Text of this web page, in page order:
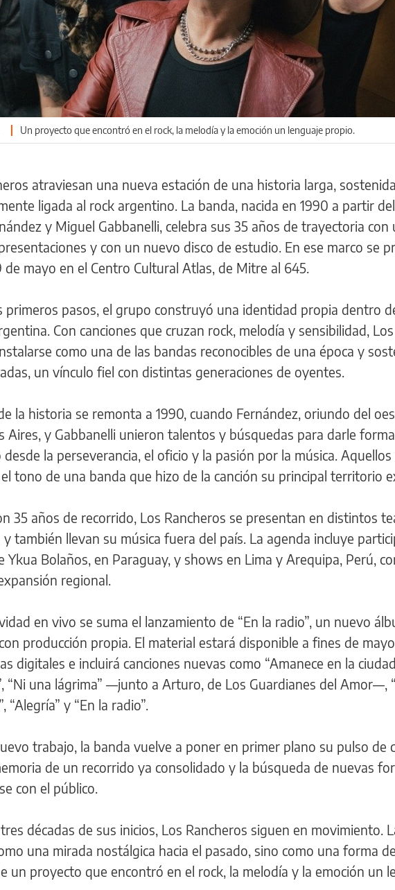
| Un proyecto que encontró en el rock, la melodía y la emoción un lenguaje propio.
atraviesan una nueva estación de una historia larga,
ligada al rock argentino. La banda, nacida en 1990 a partir
y Miguel Gabbanelli, celebra sus 35 años de trayectoria con
y con un nuevo disco de estudio. En ese marco se
de mayo en el Centro Cultural Atlas, de Mitre al 645.
primeros pasos, el grupo construyó una identidad propia dentro
Con canciones que cruzan rock, melodía y sensibilidad,
como una de las bandas reconocibles de una época y
un vínculo fiel con distintas generaciones de oyentes.
la historia se remonta a 1990, cuando Fernández, oriundo del
Aires, y Gabbanelli unieron talentos y búsquedas para darle
desde la perseverancia, el oficio y la pasión por la música.
tono de una banda que hizo de la canción su principal territorio
35 años de recorrido, Los Rancheros se presentan en distintos
también llevan su música fuera del país. La agenda incluye
Ykua Bolaños, en Paraguay, y shows en Lima y Arequipa, Perú,
regional.
en vivo se suma el lanzamiento de “En la radio”, un nuevo
producción propia. El material estará disponible a fines de
digitales e incluirá canciones nuevas como “Amanece en la
“Ni una lágrima” —junto a Arturo, de Los Guardianes del Amor—,
“Alegría” y “En la radio”.
trabajo, la banda vuelve a poner en primer plano su pulso de
de un recorrido ya consolidado y la búsqueda de nuevas
con el público.
décadas de sus inicios, Los Rancheros siguen en movimiento.
una mirada nostálgica hacia el pasado, sino como una forma
un proyecto que encontró en el rock, la melodía y la emoción un